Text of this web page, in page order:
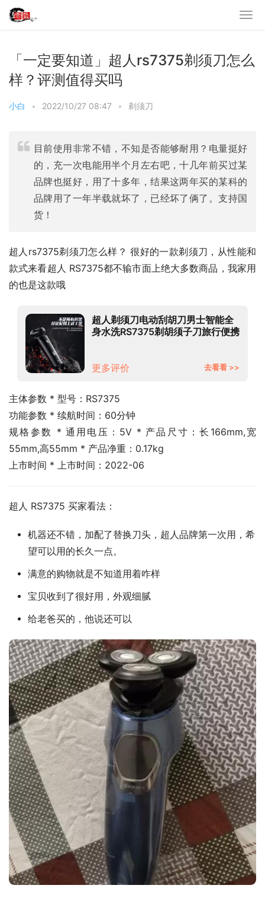
「一定要知道」超人rs7375剃须刀怎么
样？评测值得买吗
小白 • 2022/10/27 08:47 • 剃须刀
目前使用非常不错，不知是否能够耐用？电量挺好
的，充一次电能用半个月左右吧，十几年前买过某
品牌也挺好，用了十多年，结果这两年买的某科的
品牌用了一年半载就坏了，已经坏了俩了。支持国
货！
超人rs7375剃须刀怎么样？ 很好的一款剃须刀，从性能和
款式来看超人 RS7375都不输市面上绝大多数商品，我家用
的也是这款哦
超人剃须刀电动刮胡刀男士智能全
身水洗RS7375剃胡须子刀旅行便携
更多评价 去看看 >>
主体参数 * 型号：RS7375
功能参数 * 续航时间：60分钟
规格参数 * 通用电压：5V * 产品尺寸：长166mm,宽
55mm,高55mm * 产品净重：0.17kg
上市时间 * 上市时间：2022-06
超人 RS7375 买家看法：
机器还不错，加配了替换刀头，超人品牌第一次用，希
望可以用的长久一点。
满意的购物就是不知道用着咋样
宝贝收到了很好用，外观细腻
给老爸买的，他说还可以